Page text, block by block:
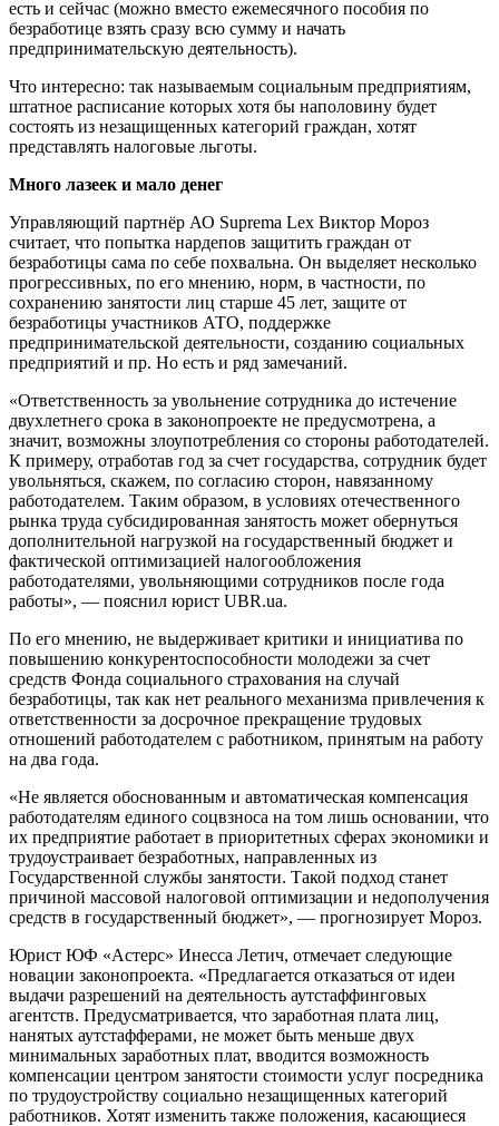
есть и сейчас (можно вместо ежемесячного пособия по
безработице взять сразу всю сумму и начать
предпринимательскую деятельность).
Что интересно: так называемым социальным предприятиям,
штатное расписание которых хотя бы наполовину будет
состоять из незащищенных категорий граждан, хотят
представлять налоговые льготы.
Много лазеек и мало денег
Управляющий партнёр АО Suprema Lex Виктор Мороз
считает, что попытка нардепов защитить граждан от
безработицы сама по себе похвальна. Он выделяет несколько
прогрессивных, по его мнению, норм, в частности, по
сохранению занятости лиц старше 45 лет, защите от
безработицы участников АТО, поддержке
предпринимательской деятельности, созданию социальных
предприятий и пр. Но есть и ряд замечаний.
«Ответственность за увольнение сотрудника до истечение
двухлетнего срока в законопроекте не предусмотрена, а
значит, возможны злоупотребления со стороны работодателей.
К примеру, отработав год за счет государства, сотрудник будет
увольняться, скажем, по согласию сторон, навязанному
работодателем. Таким образом, в условиях отечественного
рынка труда субсидированная занятость может обернуться
дополнительной нагрузкой на государственный бюджет и
фактической оптимизацией налогообложения
работодателями, увольняющими сотрудников после года
работы», — пояснил юрист UBR.ua.
По его мнению, не выдерживает критики и инициатива по
повышению конкурентоспособности молодежи за счет
средств Фонда социального страхования на случай
безработицы, так как нет реального механизма привлечения к
ответственности за досрочное прекращение трудовых
отношений работодателем с работником, принятым на работу
на два года.
«Не является обоснованным и автоматическая компенсация
работодателям единого соцвзноса на том лишь основании, что
их предприятие работает в приоритетных сферах экономики и
трудоустраивает безработных, направленных из
Государственной службы занятости. Такой подход станет
причиной массовой налоговой оптимизации и недополучения
средств в государственный бюджет», — прогнозирует Мороз.
Юрист ЮФ «Астерс» Инесса Летич, отмечает следующие
новации законопроекта. «Предлагается отказаться от идеи
выдачи разрешений на деятельность аутстаффинговых
агентств. Предусматривается, что заработная плата лиц,
нанятых аутстафферами, не может быть меньше двух
минимальных заработных плат, вводится возможность
компенсации центром занятости стоимости услуг посредника
по трудоустройству социально незащищенных категорий
работников. Хотят изменить также положения, касающиеся